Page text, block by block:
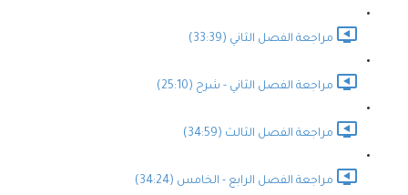
مراجعة الفصل الثاني (33:39)
مراجعة الفصل الثاني - شرح (25:10)
مراجعة الفصل الثالث (34:59)
مراجعة الفصل الرابع - الخامس (34:24)